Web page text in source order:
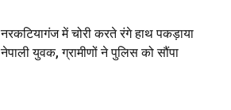
नरकटियागंज में चोरी करते रंगे हाथ पकड़ाया
नेपाली युवक, ग्रामीणों ने पुलिस को सौंपा